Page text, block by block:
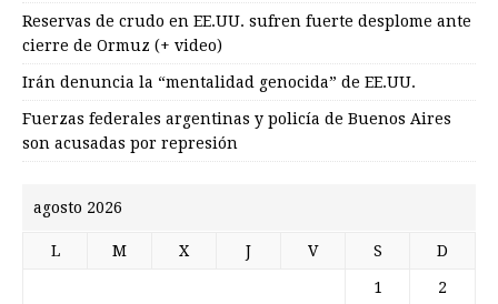
Reservas de crudo en EE.UU. sufren fuerte desplome ante
cierre de Ormuz (+ video)
Irán denuncia la “mentalidad genocida” de EE.UU.
Fuerzas federales argentinas y policía de Buenos Aires
son acusadas por represión
agosto 2026
L M X J V S D
1 2